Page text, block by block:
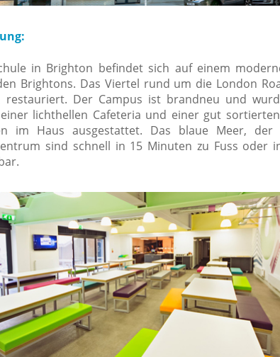
in Brighton befindet sich auf einem
Brightons. Das Viertel rund um die London
restauriert. Der Campus ist brandneu und
einer lichthellen Cafeteria und einer gut
im Haus ausgestattet. Das blaue Meer,
sind schnell in 15 Minuten zu Fuss oder